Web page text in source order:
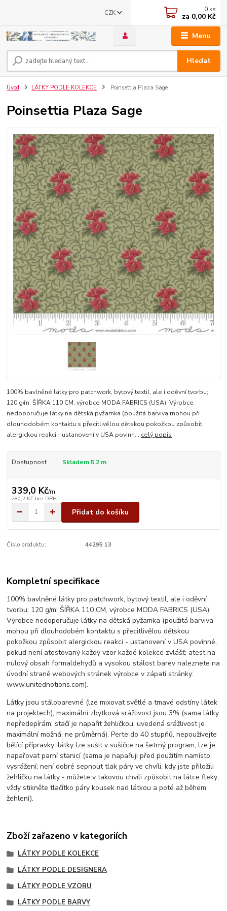
Menu
CZK
Hledat
0 ks
za 0,00 Kč
Úvod LÁTKY PODLE KOLEKCE Poinsettia Plaza Sage
Poinsettia Plaza Sage
100% bavlněné látky pro patchwork, bytový textil, ale i oděvní tvorbu;
120 g/m, ŠÍŘKA 110 CM, výrobce MODA FABRICS (USA). Výrobce
nedoporučuje látky na dětská pyžamka (použitá barviva mohou při
dlouhodobém kontaktu s přecitlivělou dětskou pokožkou způsobit
alergickou reakci - ustanovení v USA povinn... celý popis
Dostupnost Skladem 5.2 m
339,0 Kč/m
280,2 Kč bez DPH
Přidat do košíku
Číslo produktu: 44295 13
Kompletní specifikace
100% bavlněné látky pro patchwork, bytový textil, ale i oděvní
tvorbu; 120 g/m, ŠÍŘKA 110 CM, výrobce MODA FABRICS (USA).
Výrobce nedoporučuje látky na dětská pyžamka (použitá barviva
mohou při dlouhodobém kontaktu s přecitlivělou dětskou
pokožkou způsobit alergickou reakci - ustanovení v USA povinné,
pokud není atestovaný každý vzor každé kolekce zvlášť; atest na
nulový obsah formaldehydů a vysokou stálost barev naleznete na
úvodní straně webových stránek výrobce v zápatí stránky:
www.unitednotions.com).
Látky jsou stálobarevné (lze mixovat světlé a tmavé odstíny látek
na projektech), maximální zbytková srážlivost jsou 3% (sama látky
nepředepírám; stačí je napařit žehličkou; uvedená srážlivost je
maximální možná, ne průměrná). Perte do 40 stupňů, nepoužívejte
bělící přípravky; látky lze sušit v sušičce na šetrný program, lze je
napařovat parní stanicí (sama je napařuji před použitím namísto
vysrážení; není dobré sepnout tlak páry ve chvíli, kdy jste přiložili
žehličku na látky - můžete v takovou chvíli způsobit na látce fleky;
vždy stikněte tlačítko páry kousek nad látkou a poté až během
žehlení).
Zboží zařazeno v kategoriích
LÁTKY PODLE KOLEKCE
LÁTKY PODLE DESIGNERA
LÁTKY PODLE VZORU
LÁTKY PODLE BARVY